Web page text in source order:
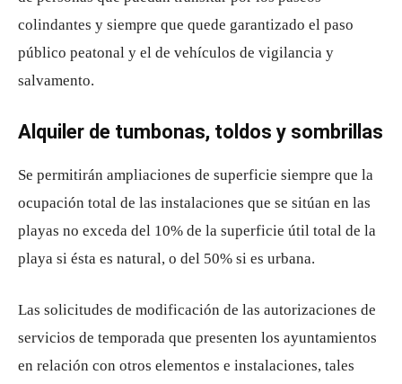
colindantes y siempre que quede garantizado el paso
público peatonal y el de vehículos de vigilancia y
salvamento.
Alquiler de tumbonas, toldos y sombrillas
Se permitirán ampliaciones de superficie siempre que la
ocupación total de las instalaciones que se sitúan en las
playas no exceda del 10% de la superficie útil total de la
playa si ésta es natural, o del 50% si es urbana.
Las solicitudes de modificación de las autorizaciones de
servicios de temporada que presenten los ayuntamientos
en relación con otros elementos e instalaciones, tales